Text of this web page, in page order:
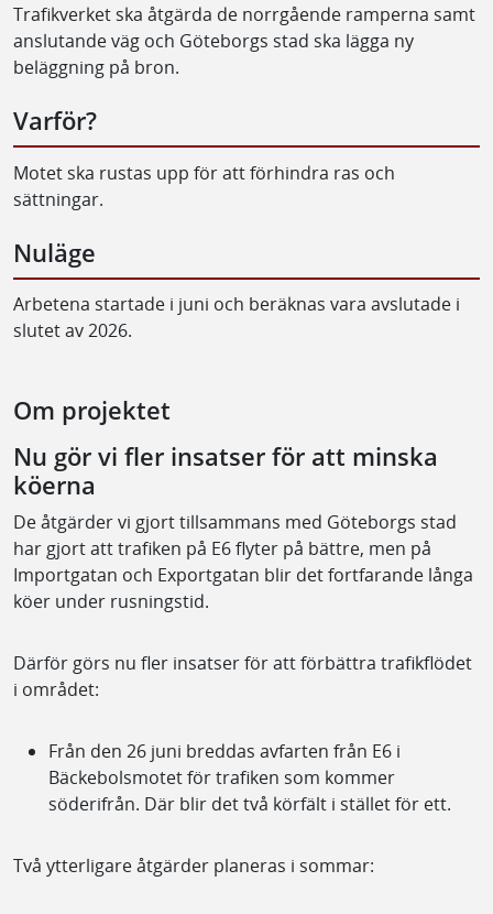
Trafikverket ska åtgärda de norrgående ramperna samt
anslutande väg och Göteborgs stad ska lägga ny
beläggning på bron.
Varför?
Motet ska rustas upp för att förhindra ras och
sättningar.
Nuläge
Arbetena startade i juni och beräknas vara avslutade i
slutet av 2026.
Om projektet
Nu gör vi fler insatser för att minska
köerna
De åtgärder vi gjort tillsammans med Göteborgs stad
har gjort att trafiken på E6 flyter på bättre, men på
Importgatan och Exportgatan blir det fortfarande långa
köer under rusningstid.
Därför görs nu fler insatser för att förbättra trafikflödet
i området:
Från den 26 juni breddas avfarten från E6 i
Bäckebolsmotet för trafiken som kommer
söderifrån. Där blir det två körfält i stället för ett.
Två ytterligare åtgärder planeras i sommar: